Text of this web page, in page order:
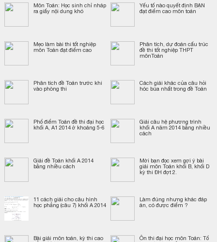
Môn Toán: Học sinh chỉ nháp
ra giấy nội dung khó
Yếu tố nào quyết định BẠN
đạt điểm cao môn toán
Mẹo làm bài thi tốt nghiệp
môn Toán đạt điểm cao
Phân tích, dự đoán cấu trúc
đề thi tốt nghiệp THPT
mônToán
Phân tích đề Toán trước khi
vào phòng thi
Cách giải khác của câu hỏi
hóc búa nhất trong đề Toán
Phổ điểm Toán đề thi đại học
khối A, A1 2014 ở khoảng 5-6
Giải câu hệ phương trình
khối A năm 2014 bằng nhiều
cách
Giải đề Toán khối A 2014
bằng nhiều cách
Mời bạn đọc xem gợi ý bài
giải môn Toán khối B, khối D
kỳ thi ĐH đợt 2.
11 cách giải cho câu hình
học phẳng (câu 7) khối A 2014
Làm đúng nhưng khác đáp
án, có được điểm ?
Bài giải môn toán, kỳ thi cao
Ôn thi đại học môn Toán: Tổ